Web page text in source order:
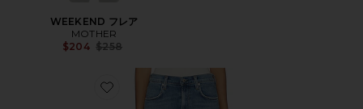
WEEKEND フレア
MOTHER
$204 Previous price:
$258
Favorite ANNINA ストレートレッグ